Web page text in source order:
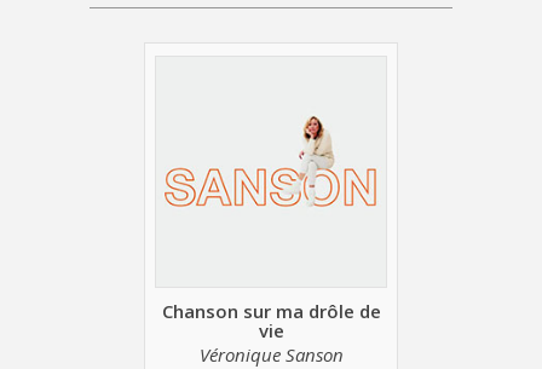
Chanson sur ma drôle de
vie
Véronique Sanson